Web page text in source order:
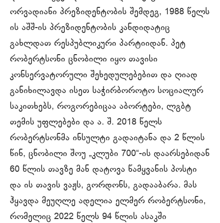
ორვადიანი პრეზიდენტობის შემდეგ, 1988 წელს
ის აშშ-ის პრეზიდენტობის კანდიდატიც
გახლდათ რესპუბლიკური პარტიიდან. პეტ
რობერტსონი ცნობილი იყო თავისი
კონსერვატორული შეხედულებებით და ღიად
განიხილავდა ისეთ საჭირბოროტო სოციალურ
საკითხებს, როგორებიცაა აბორტები, ლგბტ
თემის უფლებები და ა. შ. 2018 წელს
რობერტსონმა ინსულტი გადაიტანა და 2 წლის
წინ, ცნობილი შოუ „კლუბი 700“-ის დაარსებიდან
60 წლის თავზე მან დატოვა წამყვანის პოსტი
და ის თავის ვაჟს, გორდონს, გადააბარა. მას
ჰყავდა მეუღლე ადელია ელმერ რობერტსონი,
რომელიც 2022 წელს 94 წლის ასაკში